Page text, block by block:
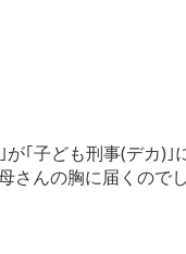
｢子ども刑事(デカ)
さんの胸に届くので